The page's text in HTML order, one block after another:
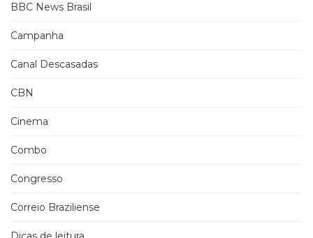
BBC News Brasil
Campanha
Canal Descasadas
CBN
Cinema
Combo
Congresso
Correio Braziliense